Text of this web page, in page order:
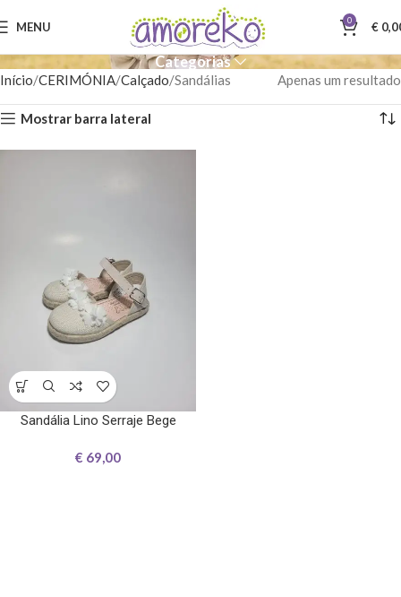
MENU 0 €
Categorias
Início CERIMÓNIA Calçado Sandálias Apenas um resultado
Mostrar barra lateral
Sandália Lino Serraje Bege
€ 69,00